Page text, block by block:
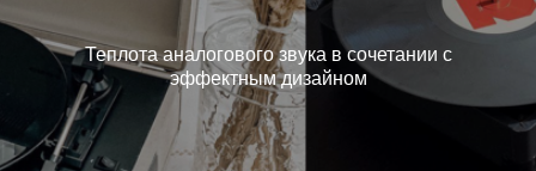
Теплота аналогового звука в сочетании с
эффектным дизайном